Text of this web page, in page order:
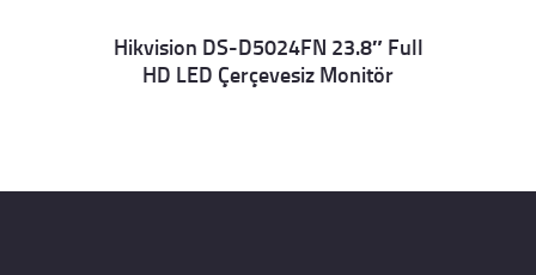
Details
Hikvision DS-D5024FN 23.8″ Full
HD LED Çerçevesiz Monitör